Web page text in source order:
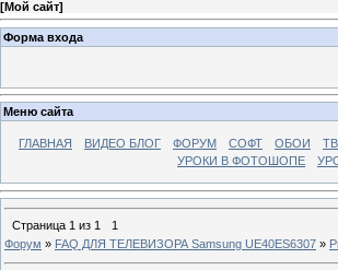
[Мой сайт]
Форма входа
Меню сайта
ГЛАВНАЯ ВИДЕО БЛОГ ФОРУМ СОФТ ОБОИ
УРОКИ В ФОТОШОПЕ
Страница 1 из 1
1
Форум » FAQ ДЛЯ ТЕЛЕВИЗОРА Samsung UE40ES6307 »